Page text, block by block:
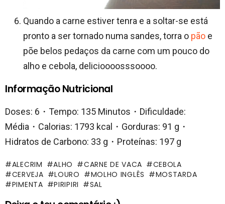
Quando a carne estiver tenra e a soltar-se está
pronto a ser tornado numa sandes, torra o pão e
põe belos pedaços da carne com um pouco do
alho e cebola, delicioooosssoooo.
Informação Nutricional
Doses: 6・Tempo: 135 Minutos・Dificuldade:
Média・Calorias: 1793 kcal・Gorduras: 91 g・
Hidratos de Carbono: 33 g・Proteínas: 197 g
ALECRIM ALHO CARNE DE VACA
CEBOLA
CERVEJA
LOURO MOLHO INGLÊS
MOSTARDA
PIMENTA
PIRIPIRI SAL